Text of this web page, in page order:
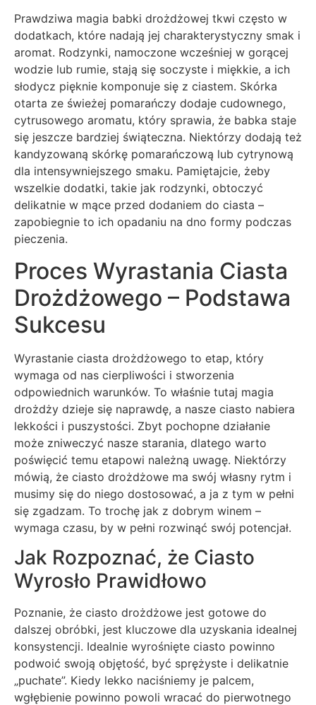
Prawdziwa magia babki drożdżowej tkwi często w
dodatkach, które nadają jej charakterystyczny smak i
aromat. Rodzynki, namoczone wcześniej w gorącej
wodzie lub rumie, stają się soczyste i miękkie, a ich
słodycz pięknie komponuje się z ciastem. Skórka
otarta ze świeżej pomarańczy dodaje cudownego,
cytrusowego aromatu, który sprawia, że babka staje
się jeszcze bardziej świąteczna. Niektórzy dodają też
kandyzowaną skórkę pomarańczową lub cytrynową
dla intensywniejszego smaku. Pamiętajcie, żeby
wszelkie dodatki, takie jak rodzynki, obtoczyć
delikatnie w mące przed dodaniem do ciasta –
zapobiegnie to ich opadaniu na dno formy podczas
pieczenia.
Proces Wyrastania Ciasta
Drożdżowego – Podstawa
Sukcesu
Wyrastanie ciasta drożdżowego to etap, który
wymaga od nas cierpliwości i stworzenia
odpowiednich warunków. To właśnie tutaj magia
drożdży dzieje się naprawdę, a nasze ciasto nabiera
lekkości i puszystości. Zbyt pochopne działanie
może zniweczyć nasze starania, dlatego warto
poświęcić temu etapowi należną uwagę. Niektórzy
mówią, że ciasto drożdżowe ma swój własny rytm i
musimy się do niego dostosować, a ja z tym w pełni
się zgadzam. To trochę jak z dobrym winem –
wymaga czasu, by w pełni rozwinąć swój potencjał.
Jak Rozpoznać, że Ciasto
Wyrosło Prawidłowo
Poznanie, że ciasto drożdżowe jest gotowe do
dalszej obróbki, jest kluczowe dla uzyskania idealnej
konsystencji. Idealnie wyrośnięte ciasto powinno
podwoić swoją objętość, być sprężyste i delikatnie
„puchate”. Kiedy lekko naciśniemy je palcem,
wgłębienie powinno powoli wracać do pierwotnego